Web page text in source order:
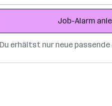
Job-Alarm
Du erhältst nur neue